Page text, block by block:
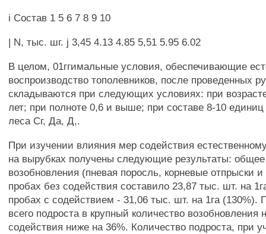
i Состав 1 5 6 7 8 9 10
| N, тыс. шг. j 3,45 4.13 4.85 5,51 5.95 6.02
В целом, 01ггимальные условия, обеспечивающие
воспроизводство тополевников, после проведенных
складываются при следующих условиях: при
лет; при полноте 0,6 и выше; при составе 8-10 единиц
леса Сг, Да, Д,.
При изучении влияния мер содействия
на вырубках получены следующие результаты:
возобновления (пневая поросль, корневые отпрыски
пробах без содействия составило 23,87 тыс. шт. на
пробах с содействием - 31,06 тыс. шт. на 1га (130%).
всего подроста в крупный количество возобновления
содействия ниже на 36%. Количество подроста, при